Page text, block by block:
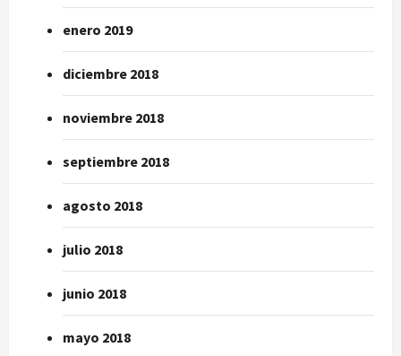
enero 2019
diciembre 2018
noviembre 2018
septiembre 2018
agosto 2018
julio 2018
junio 2018
mayo 2018